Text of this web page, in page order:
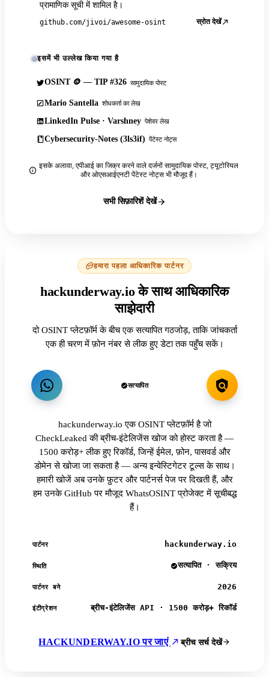
प्रामाणिक सूची में शामिल है।
github.com/jivoi/awesome-osint स्रोत देखें
इसमें भी उल्लेख किया गया है
OSINT 🪙 — TIP #326 सामुदायिक पोस्ट
Mario Santella शोधकर्ता का लेख
LinkedIn Pulse · Varshney पेशेवर लेख
Cybersecurity-Notes (3ls3if) पेंटेस्ट नोट्स
इसके अलावा, एपीआई का जिक्र करने वाले दर्जनों सामुदायिक पोस्ट, ट्यूटोरियल
और ओएसआईएनटी पेंटेस्ट नोट्स भी मौजूद हैं।
सभी सिफ़ारिशें देखें
हमारा पहला आधिकारिक पार्टनर
hackunderway.io के साथ आधिकारिक
साझेदारी
दो OSINT प्लेटफ़ॉर्म के बीच एक सत्यापित गठजोड़, ताकि जांचकर्ता
एक ही चरण में फ़ोन नंबर से लीक हुए डेटा तक पहुँच सकें।
सत्यापित
hackunderway.io एक OSINT प्लेटफ़ॉर्म है जो
CheckLeaked की ब्रीच-इंटेलिजेंस खोज को होस्ट करता है —
1500 करोड़+ लीक हुए रिकॉर्ड, जिन्हें ईमेल, फ़ोन, पासवर्ड और
डोमेन से खोजा जा सकता है — अन्य इन्वेस्टिगेटर टूल्स के साथ।
हमारी खोजें अब उनके फ़ुटर और पार्टनर्स पेज पर दिखती हैं, और
हम उनके GitHub पर मौजूद WhatsOSINT प्रोजेक्ट में सूचीबद्ध
हैं।
पार्टनर hackunderway.io
स्थिति सत्यापित · सक्रिय
पार्टनर बने 2026
इंटीग्रेशन ब्रीच-इंटेलिजेंस API · 1500 करोड़+ रिकॉर्ड
HACKUNDERWAY.IO पर जाएं ब्रीच सर्च देखें